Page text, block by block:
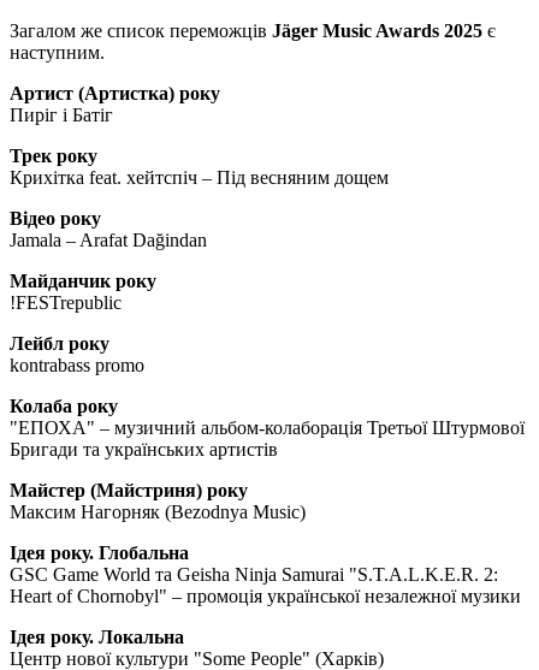
Загалом же список переможців Jäger Music Awards 2025 є
наступним.
Артист (Артистка) року
Пиріг і Батіг
Трек року
Крихітка feat. хейтспіч – Під весняним дощем
Відео року
Jamala – Arafat Dağindan
Майданчик року
!FESTrepublic
Лейбл року
kontrabass promo
Колаба року
"ЕПОХА" – музичний альбом-колаборація Третьої Штурмової
Бригади та українських артистів
Майстер (Майстриня) року
Максим Нагорняк (Bezodnya Music)
Ідея року. Глобальна
GSC Game World та Geisha Ninja Samurai "S.T.A.L.K.E.R. 2:
Heart of Chornobyl" – промоція української незалежної музики
Ідея року. Локальна
Центр нової культури "Some People" (Харків)